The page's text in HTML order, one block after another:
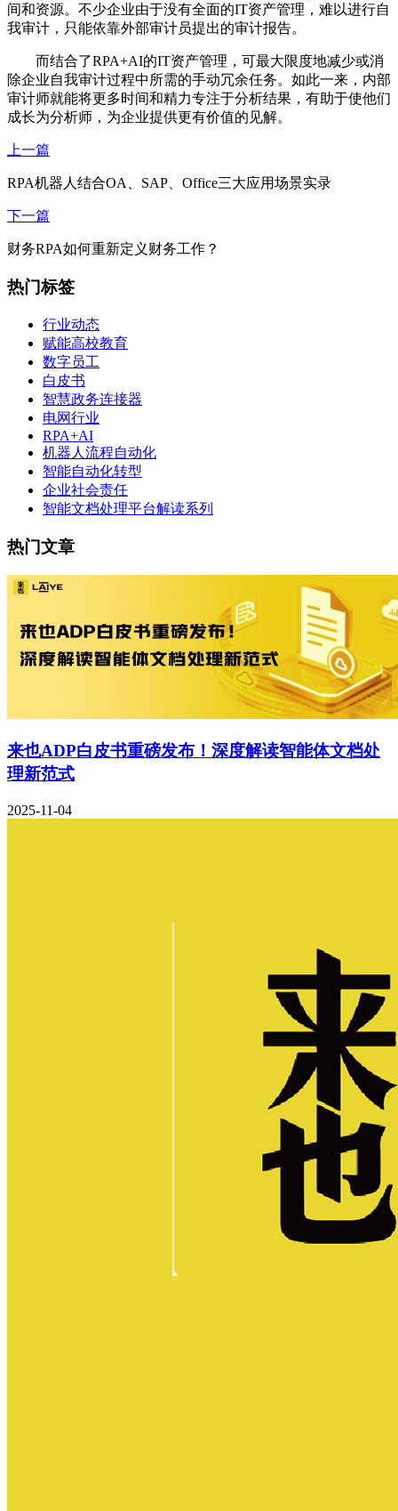
间和资源。不少企业由于没有全面的IT资产管理，难以进行自
我审计，只能依靠外部审计员提出的审计报告。
而结合了RPA+AI的IT资产管理，可最大限度地减少或消
除企业自我审计过程中所需的手动冗余任务。如此一来，内部
审计师就能将更多时间和精力专注于分析结果，有助于使他们
成长为分析师，为企业提供更有价值的见解。
上一篇
RPA机器人结合OA、SAP、Office三大应用场景实录
下一篇
财务RPA如何重新定义财务工作？
热门标签
行业动态
赋能高校教育
数字员工
白皮书
智慧政务连接器
电网行业
RPA+AI
机器人流程自动化
智能自动化转型
企业社会责任
智能文档处理平台解读系列
热门文章
来也ADP白皮书重磅发布！深度解读智能体文档处
理新范式
2025-11-04